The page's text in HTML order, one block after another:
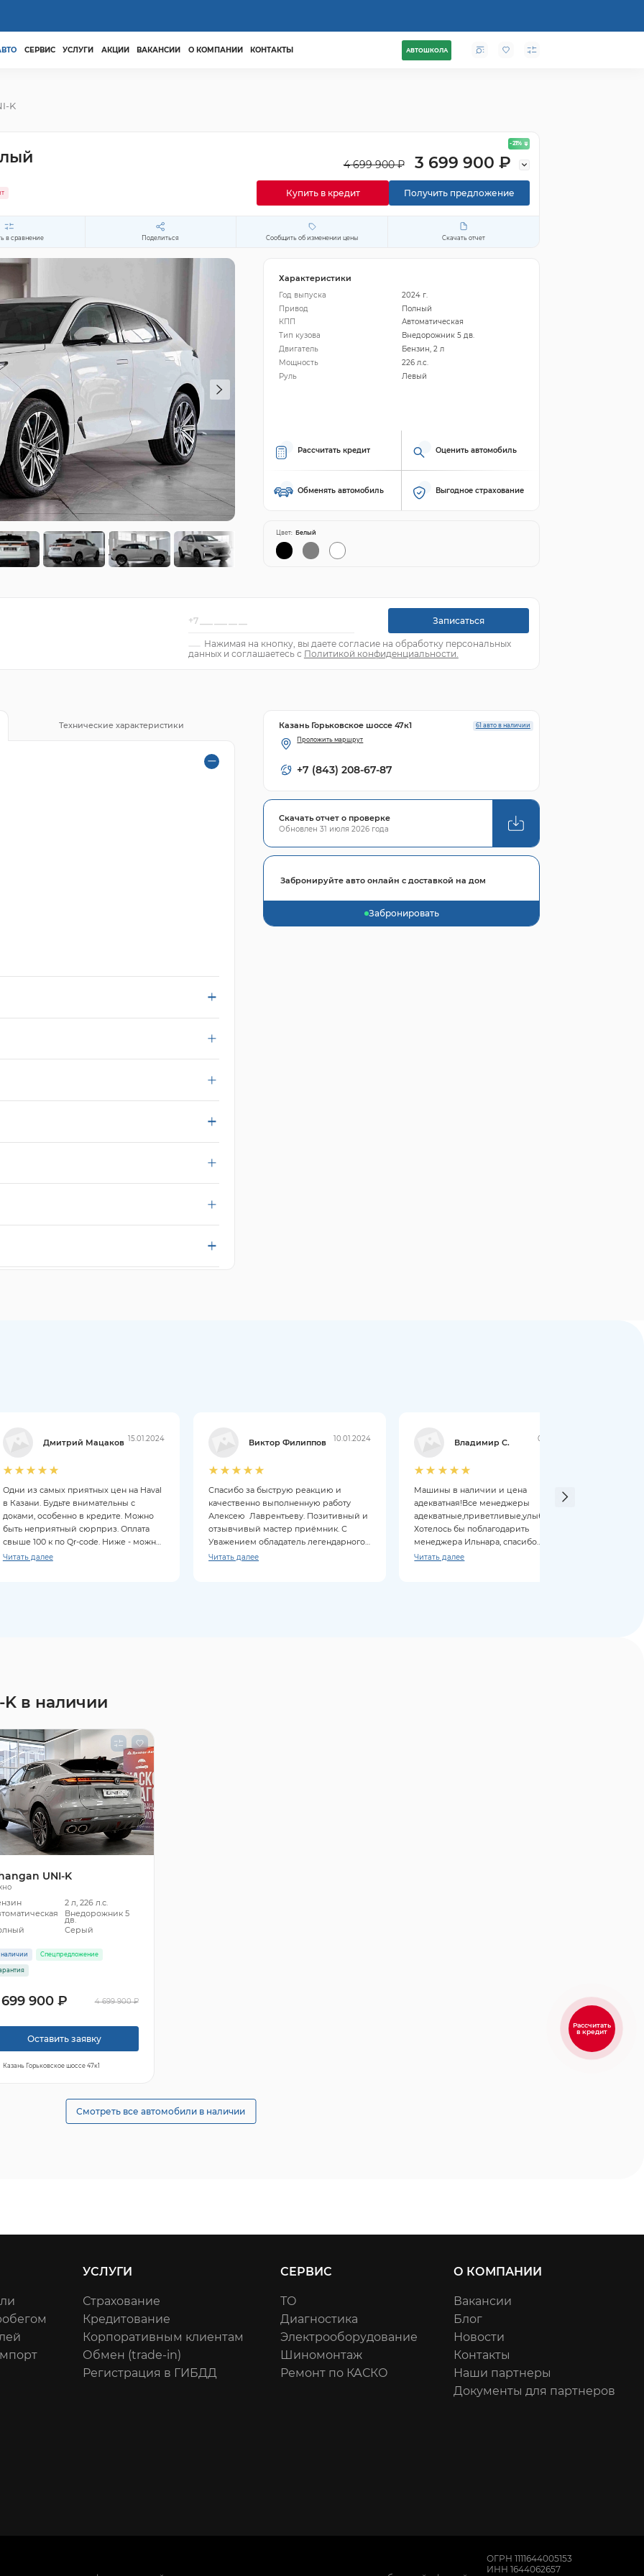
СЕРВИС УСЛУГИ АКЦИИ ВАКАНСИИ О КОМПАНИИ КОНТАКТЫ АВТОШКОЛА
K
- 21%
4 699 900 ₽ 3 699 900 ₽
Купить в кредит Получить предложение
в сравнение Поделиться Сообщить об изменении цены Скачать отчет
Характеристики
Год выпуска
2024 г.
Привод
Полный
КПП
Автоматическая
Тип кузова
Внедорожник 5 дв.
Двигатель
Бензин, 2 л
Мощность
226 л.с.
Руль
Левый
Рассчитать кредит Оценить автомобиль
Обменять автомобиль Выгодное страхование
Цвет: Белый
Записаться
Нажимая на кнопку, вы даете согласие на обработку персональных
данных и соглашаетесь с Политикой конфиденциальности.
Технические характеристики 61 авто в наличии
Казань Горьковское шоссе 47к1
Проложить маршрут
+7 (843) 208-67-87
Скачать отчет о проверке
Обновлен 31 июля 2026 года
Забронируйте авто онлайн с доставкой на дом
Забронировать
Дмитрий Мацаков 15.01.2024
Одни из самых приятных цен на Haval
в Казани. Будьте внимательны с
доками, особенно в кредите. Можно
быть неприятный сюрприз. Оплата
свыше 100 к по Qr-code. Ниже - можно
картой. Из минусов: нет бесплатной
Читать далее
Виктор Филиппов 10.01.2024
Спасибо за быструю реакцию и
качественно выполненную работу
Алексею Лаврентьеву. Позитивный и
отзывчивый мастер приёмник. С
Уважением обладатель легендарного
автомобиля Haval Jolion
Читать далее
Владимир С. 09.01.2024
Машины в наличии и цена
адекватная!Все менеджеры
адекватные,приветливые,улыбчивые!
Хотелось бы поблагодарить
менеджера Ильнара, спасибо
отличную работу!Приобрели Чери
Читать далее
в наличии
UNI-K
2 л, 226 л.с.
Внедорожник 5
дв.
Серый
наличии Спецпредложение
900 ₽ 4 699 900 ₽
Оставить заявку
Казань Горьковское шоссе 47к1
Смотреть все автомобили в наличии
УСЛУГИ
Страхование
Кредитование
Корпоративным клиентам
Обмен (trade-in)
Регистрация в ГИБДД
СЕРВИС
ТО
Диагностика
Электрооборудование
Шиномонтаж
Ремонт по КАСКО
О КОМПАНИИ
Вакансии
Блог
Новости
Контакты
Наши партнеры
Документы для партнеров
ОГРН 1111644005153
ИНН 1644062657
Рассчитать
в кредит